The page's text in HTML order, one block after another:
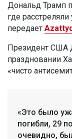
Дональд Трамп
где
передает
Президент США
праздновании
«чисто
«Это было
погибли, 29
очевидно,